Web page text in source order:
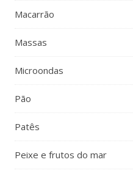
Macarrão
Massas
Microondas
Pão
Patês
Peixe e frutos do mar